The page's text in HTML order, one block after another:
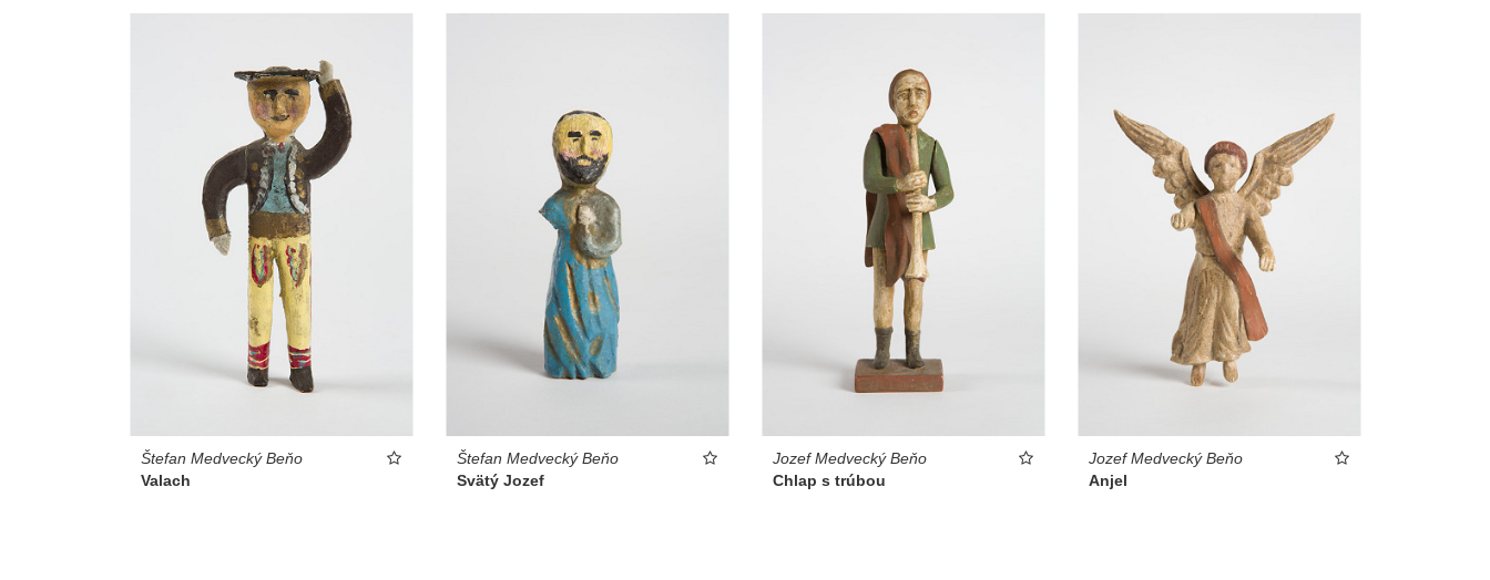
Štefan Medvecký Beňo
Valach
Štefan Medvecký Beňo
Svätý Jozef
Jozef Medvecký Beňo
Chlap s trúbou
Jozef Medvecký Beňo
Anjel